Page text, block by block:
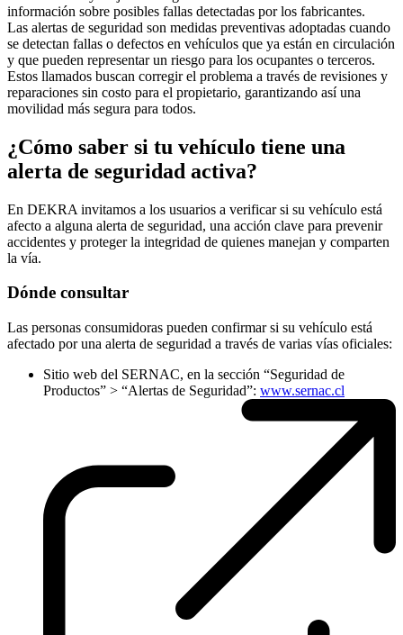
información sobre posibles fallas detectadas por los fabricantes.
Las alertas de seguridad son medidas preventivas adoptadas cuando
se detectan fallas o defectos en vehículos que ya están en circulación
y que pueden representar un riesgo para los ocupantes o terceros.
Estos llamados buscan corregir el problema a través de revisiones y
reparaciones sin costo para el propietario, garantizando así una
movilidad más segura para todos.
¿Cómo saber si tu vehículo tiene una
alerta de seguridad activa?
En DEKRA invitamos a los usuarios a verificar si su vehículo está
afecto a alguna alerta de seguridad, una acción clave para prevenir
accidentes y proteger la integridad de quienes manejan y comparten
la vía.
Dónde consultar
Las personas consumidoras pueden confirmar si su vehículo está
afectado por una alerta de seguridad a través de varias vías oficiales:
Sitio web del SERNAC, en la sección “Seguridad de
Productos” > “Alertas de Seguridad”: www.sernac.cl